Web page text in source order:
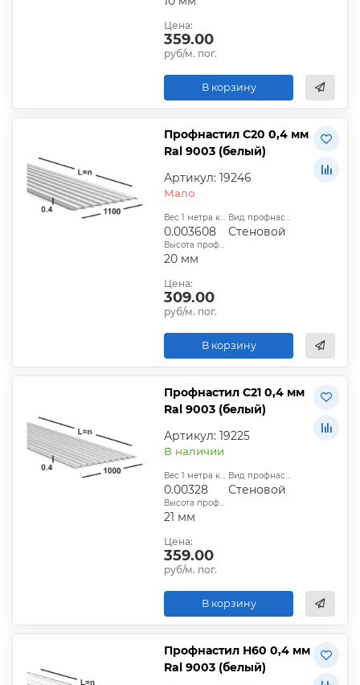
Цена:
359.00
руб/м. пог.
В корзину
Профнастил С20 0,4 мм
Ral 9003 (белый)
Артикул: 19246
Мало
Вес 1 метра квадратного, т:
0.003608
Вид профнастила:
Стеновой
Высота профиля:
20 мм
Цена:
309.00
руб/м. пог.
В корзину
Профнастил С21 0,4 мм
Ral 9003 (белый)
Артикул: 19225
В наличии
Вес 1 метра квадратного, т:
0.00328
Вид профнастила:
Стеновой
Высота профиля:
21 мм
Цена:
359.00
руб/м. пог.
В корзину
Профнастил Н60 0,4 мм
Ral 9003 (белый)